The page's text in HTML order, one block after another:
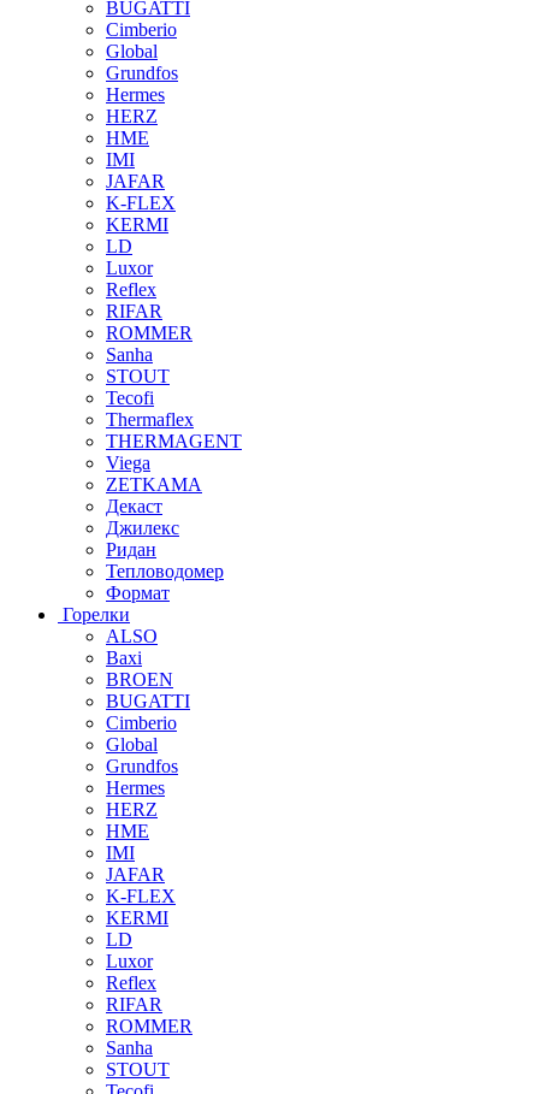
BUGATTI
Cimberio
Global
Grundfos
Hermes
HERZ
HME
IMI
JAFAR
K-FLEX
KERMI
LD
Luxor
Reflex
RIFAR
ROMMER
Sanha
STOUT
Tecofi
Thermaflex
THERMAGENT
Viega
ZETKAMA
Декаст
Джилекс
Ридан
Тепловодомер
Формат
Горелки
ALSO
Baxi
BROEN
BUGATTI
Cimberio
Global
Grundfos
Hermes
HERZ
HME
IMI
JAFAR
K-FLEX
KERMI
LD
Luxor
Reflex
RIFAR
ROMMER
Sanha
STOUT